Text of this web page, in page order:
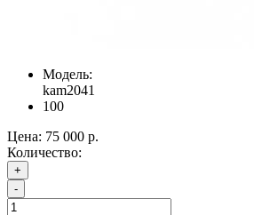
Модель:
kam2041
100
Цена: 75 000 р.
Количество:
+
-